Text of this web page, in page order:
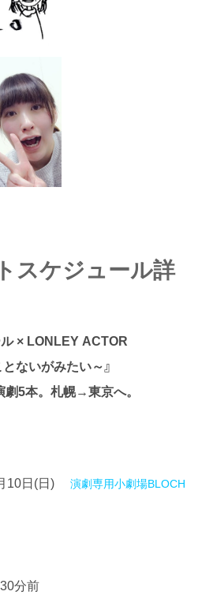
スケジュール詳
× LONLEY ACTOR
ないがみたい～』
5本。札幌→東京へ。
10日(日)
演劇専用小劇場BLOCH
分前